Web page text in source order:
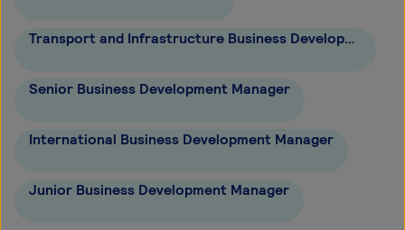
Transport and Infrastructure Business Development Manager
Senior Business Development Manager
International Business Development Manager
Junior Business Development Manager